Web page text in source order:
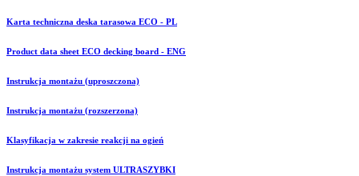
Karta techniczna deska tarasowa ECO - PL
Product data sheet ECO decking board - ENG
Instrukcja montażu (uproszczona)
Instrukcja montażu (rozszerzona)
Klasyfikacja w zakresie reakcji na ogień
Instrukcja montażu system ULTRASZYBKI